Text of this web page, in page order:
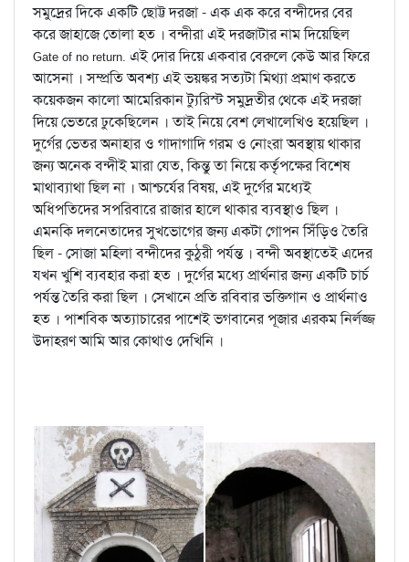
সমুদ্রের দিকে একটি ছোট্ট দরজা - এক এক করে বন্দীদের বের
করে জাহাজে তোলা হত । বন্দীরা এই দরজাটার নাম দিয়েছিল
Gate of no return. এই দোর দিয়ে একবার বেরুলে কেউ আর ফিরে
আসেনা । সম্প্রতি অবশ্য এই ভয়ঙ্কর সত্যটা মিথ্যা প্রমাণ করতে
কয়েকজন কালো আমেরিকান ট্যুরিস্ট সমুদ্রতীর থেকে এই দরজা
দিয়ে ভেতরে ঢুকেছিলেন । তাই নিয়ে বেশ লেখালেখিও হয়েছিল ।
দুর্গের ভেতর অনাহার ও গাদাগাদি গরম ও নোংরা অবস্থায় থাকার
জন্য অনেক বন্দীই মারা যেত, কিন্তু তা নিয়ে কর্তৃপক্ষের বিশেষ
মাথাব্যাথা ছিল না । আশ্চর্যের বিষয়, এই দুর্গের মধ্যেই
অধিপতিদের সপরিবারে রাজার হালে থাকার ব্যবস্থাও ছিল ।
এমনকি দলনেতাদের সুখভোগের জন্য একটা গোপন সিঁড়িও তৈরি
ছিল - সোজা মহিলা বন্দীদের কুঠুরী পর্যন্ত । বন্দী অবস্থাতেই এদের
যখন খুশি ব্যবহার করা হত । দুর্গের মধ্যে প্রার্থনার জন্য একটি চার্চ
পর্যন্ত তৈরি করা ছিল । সেখানে প্রতি রবিবার ভক্তিগান ও প্রার্থনাও
হত । পাশবিক অত্যাচারের পাশেই ভগবানের পূজার এরকম নির্লজ্জ
উদাহরণ আমি আর কোথাও দেখিনি ।